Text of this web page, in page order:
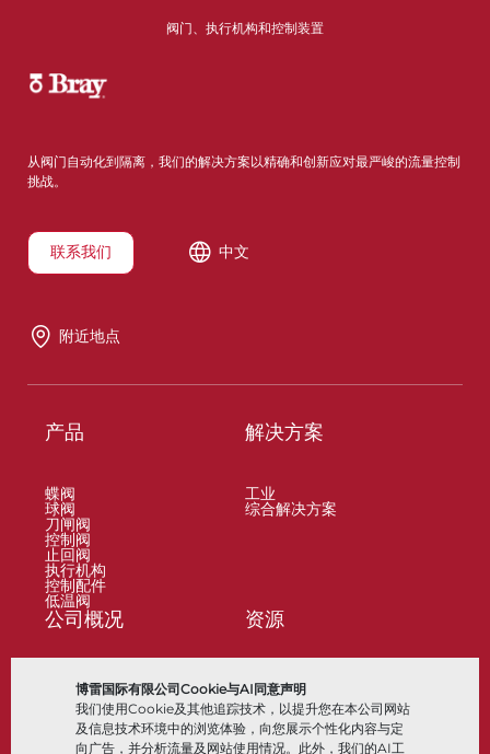
博雷国际有限公司Cookie与AI同意声明
我们使用Cookie及其他追踪技术，以提升您在本公司网站
及信息技术环境中的浏览体验，向您展示个性化内容与定
向广告，并分析流量及网站使用情况。此外，我们的AI工
阀门、执行机构和控制装置
从阀门自动化到隔离，我们的解决方案以精确和创新应对最严峻的流量控制
挑战。
联系我们 中文
附近地点
产品
蝶阀
球阀
刀闸阀
控制阀
止回阀
执行机构
控制配件
低温阀
解决方案
工业
综合解决方案
公司概况
合作伙伴
可持续性
客户门户
资源
文档
知识中心
软件
材料选择